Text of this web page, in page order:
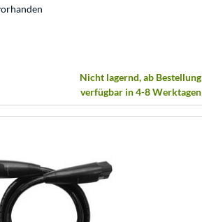
Nicht lagernd, ab Bestellung
verfügbar in 4-8 Werktagen